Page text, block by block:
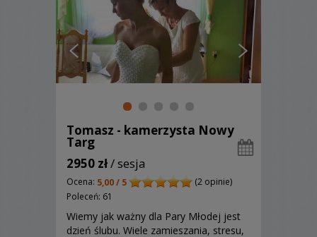
Tomasz - kamerzysta Nowy
Targ
2950 zł/ sesja
Ocena: 5,00 / 5
(2 opinie)
Poleceń: 61
Wiemy jak ważny dla Pary Młodej jest
dzień ślubu. Wiele zamieszania, stresu,